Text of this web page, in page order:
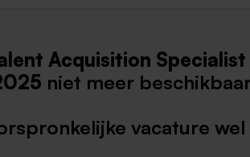
Kerkrade
Acquisition Specialist
niet meer
vacature